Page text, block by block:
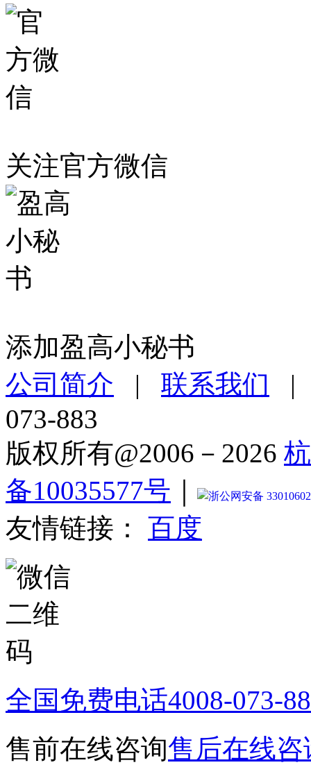
关注官方微信
添加盈高小秘书
公司简介 | 联系我们
073-883
版权所有@2006－2026
备10035577号
浙公网安备
友情链接： 百度
全国免费电话4008-073-
售前在线咨询售后在线咨